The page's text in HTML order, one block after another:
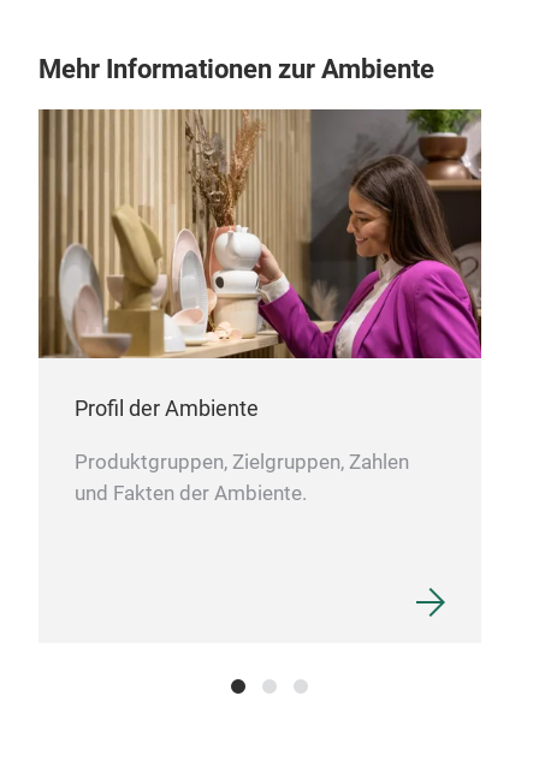
Mehr Informationen zur Ambiente
Profil der Ambiente
Produktgruppen, Zielgruppen, Zahlen
und Fakten der Ambiente.